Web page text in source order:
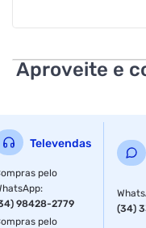
wifi : nao
indice de protecao : ip67
colorida : sim
suporta sd : sim - nao
acompanha suporte :
Aproveite e
Televendas
pelo
:
98428-2779
pelo
(34)